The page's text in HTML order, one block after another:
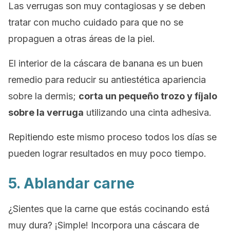
Las verrugas son muy contagiosas y se deben
tratar con mucho cuidado para que no se
propaguen a otras áreas de la piel.
El interior de la cáscara de banana es un buen
remedio para reducir su antiestética apariencia
sobre la dermis; corta un pequeño trozo y fíjalo
sobre la verruga utilizando una cinta adhesiva.
Repitiendo este mismo proceso todos los días se
pueden lograr resultados en muy poco tiempo.
5. Ablandar carne
¿Sientes que la carne que estás cocinando está
muy dura? ¡Simple! Incorpora una cáscara de